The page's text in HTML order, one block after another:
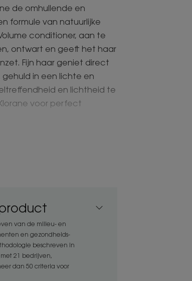
de omhullende en
formule van natuurlijke
conditioner, aan te
ontwart en geeft het haar
Fijn haar geniet direct
in een lichte en
en lichtheid te
voor perfect
en lichtheid door het
waardoor het perfect
van de milieu- en
en gezondheids-
beschreven in
21 bedrijven,
dan 50 criteria voor